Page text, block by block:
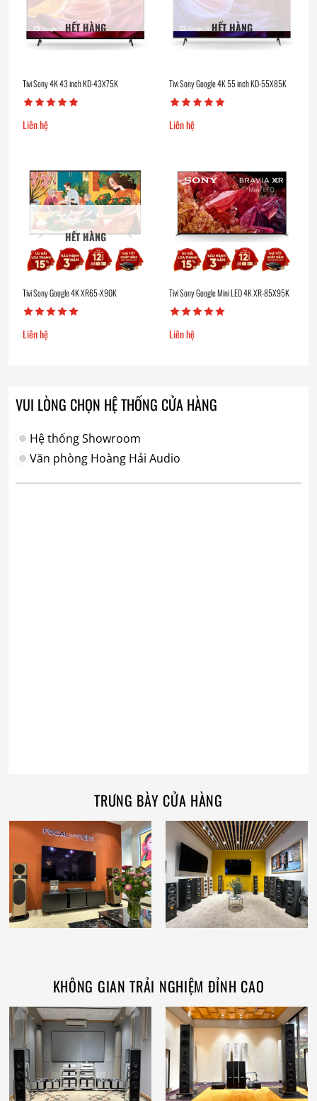
HẾT HÀNG
Tivi Sony 4K 43 inch KD-43X75K
Liên hệ
HẾT HÀNG
Tivi Sony Google 4K 55 inch KD-55X85K
Liên hệ
HẾT HÀNG
Tivi Sony Google 4K XR65-X90K
Liên hệ
Tivi Sony Google Mini LED 4K XR-85X95K
Liên hệ
VUI LÒNG CHỌN HỆ THỐNG CỬA HÀNG
Hệ thống Showroom
Văn phòng Hoàng Hải Audio
TRƯNG BÀY CỬA HÀNG
KHÔNG GIAN TRẢI NGHIỆM ĐỈNH CAO